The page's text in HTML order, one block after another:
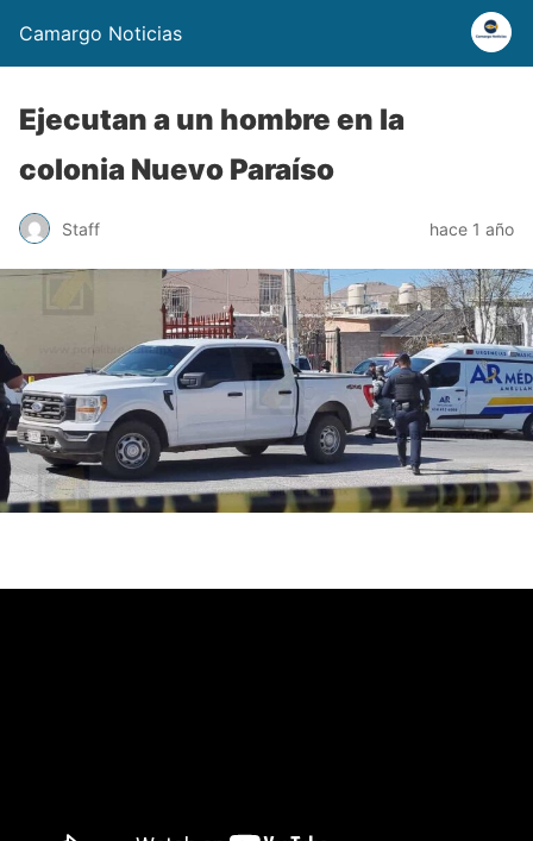
Camargo Noticias
Ejecutan a un hombre en la
colonia Nuevo Paraíso
Staff hace 1 año